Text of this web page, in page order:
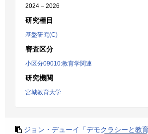
2024 – 2026
研究種目
基盤研究(C)
審査区分
小区分09010:教育学関連
研究機関
宮城教育大学
ジョン・デューイ「デモクラシーと教